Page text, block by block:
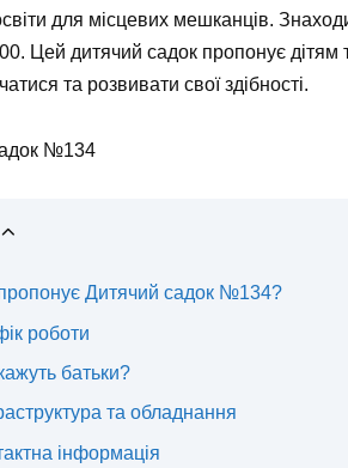
для місцевих мешканців.
Цей дитячий садок пропонує
та розвивати свої здібності.
Дитячий садок №134?
роботи
батьки?
та обладнання
інформація